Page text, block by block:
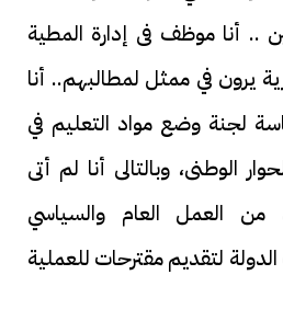
.. أنا موظف فى إدارة المطية
يرون في ممثل لمطالبهم.. أنا
لجنة وضع مواد التعليم في
الحوار الوطنى، وبالتالى أنا لم أتى
العمل العام والسياسي
لتقديم مقترحات للعملية